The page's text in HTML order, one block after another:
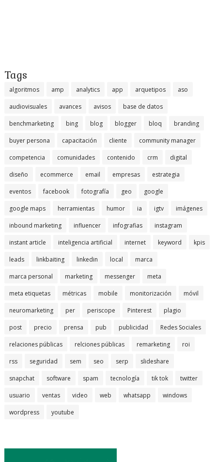
Tags
algoritmos amp analytics app arquetipos aso
audiovisuales avances avisos base de datos
benchmarketing bing blog blogger bloq branding
buyer persona capacitación cliente community manager
competencia comunidades contenido crm digital
diseño ecommerce email empresas estrategia
eventos facebook fotografía geo google
google maps herramientas humor ia igtv imágenes
inbound marketing influencer infografias instagram
instant article inteligencia artificial internet keyword kpis
leads linkbaiting linkedin local marca
marca personal marketing messenger meta
meta etiquetas métricas mobile monitorización móvil
neuromarketing per periscope Pinterest plagio
post precio prensa pub publicidad Redes Sociales
relaciones públicas relciones públicas remarketing roi
rss seguridad sem seo serp slideshare
snapchat software spam tecnología tik tok twitter
usuario ventas video web whatsapp windows
wordpress youtube